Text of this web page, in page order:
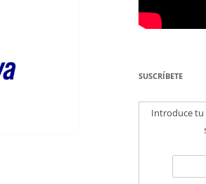
SUSCRÍBETE
Introduce tu